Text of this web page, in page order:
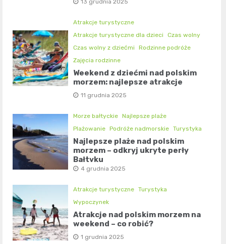
Atrakcje turystyczne
Atrakcje turystyczne dla dzieci
Czas wolny
Czas wolny z dziećmi
Rodzinne podróże
Zajęcia rodzinne
Weekend z dziećmi nad polskim
morzem: najlepsze atrakcje
11 grudnia 2025
Morze bałtyckie Najlepsze plaże
Plażowanie Podróże nadmorskie Turystyka
Najlepsze plaże nad polskim
morzem – odkryj ukryte perły
Bałtyku
4 grudnia 2025
Atrakcje turystyczne Turystyka
Wypoczynek
Atrakcje nad polskim morzem na
weekend – co robić?
1 grudnia 2025